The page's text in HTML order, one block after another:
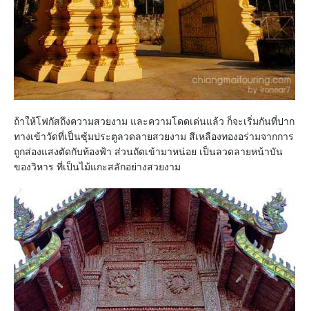
ถ้าให้โฟกัสถึงความสวยงาม และความโดดเด่นแล้ว ก็จะเริ่มกันที่ปาก
ทางเข้าวัดที่เป็นซุ้มประตูลวดลายสวยงาม สีเหลืองทองอร่ามจากการ
ถูกส่องแสงตัดกับท้องฟ้า ส่วนถัดเข้ามาหน่อย เป็นลวดลายหน้าบัน
ของวิหาร ที่เป็นไม้แกะสลักอย่างสวยงาม